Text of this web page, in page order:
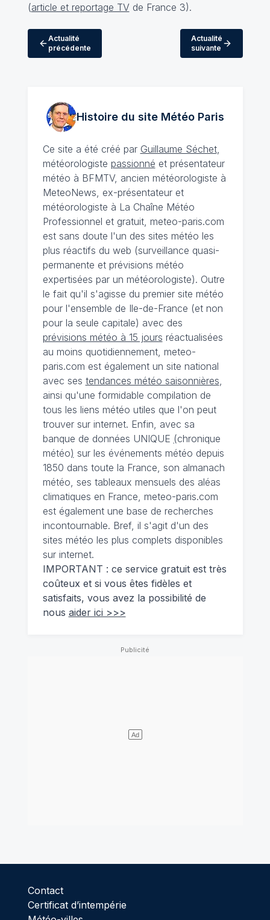
(article et reportage TVde France 3).
Actualité
précédente
Actualité
suivante
Histoire du site MétéoParis
Ce site a été créé par Guillaume Séchet,
météorologiste passionné et présentateur
météo à BFMTV, ancien météorologiste à
MeteoNews, ex-présentateur et
météorologiste à La Chaîne Météo
Professionnel et gratuit, meteo-paris.com
est sans doute l'un des sites météo les
plus réactifs du web (surveillance quasi-
permanente et prévisions météo
expertisées par un météorologiste). Outre
le fait qu'il s'agisse du premier site météo
pour l'ensemble de Ile-de-France (et non
pour la seule capitale) avec des
prévisions météo à 15 jours réactualisées
au moins quotidiennement, meteo-
paris.com est également un site national
avec ses tendances météo saisonnières
ainsi qu'une formidable compilation de
tous les liens météo utiles que l'on peut
trouver sur internet. Enfin, avec sa
banque de données UNIQUE (chronique
météo) sur les événements météo depuis
1850 dans toute la France, son almanach
météo, ses tableaux mensuels des aléas
climatiques en France, meteo-paris.com
est également une base de recherches
incontournable. Bref, il s'agit d'un des
sites météo les plus complets disponibles
sur internet.
IMPORTANT : ce service gratuit est très
coûteux et si vous êtes fidèles et
satisfaits, vous avez la possibilité de
nous aider ici >>>
Contact
Certificat d’intempérie